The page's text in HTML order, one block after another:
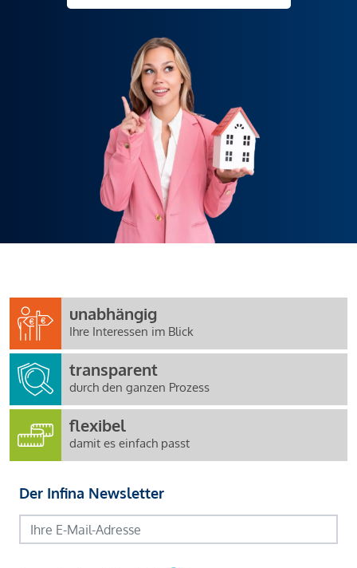
unabhängig
Ihre Interessen im Blick
transparent
durch den ganzen Prozess
flexibel
damit es einfach passt
Der Infina Newsletter